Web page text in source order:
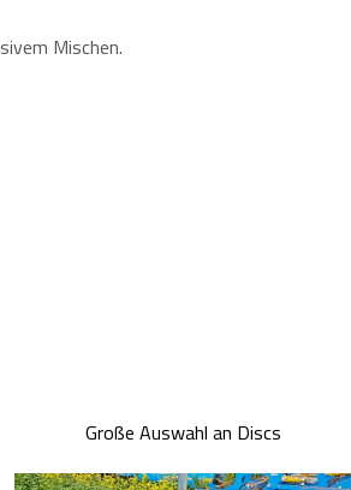
Mischen.
Große Auswahl an Discs